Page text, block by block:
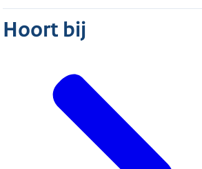
Hoort bij